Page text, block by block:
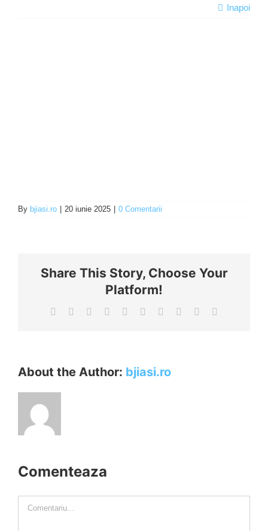
Inapoi
By bjiasi.ro 20 iunie 2025 0 Comentarii
Share This Story, Choose Your
Platform!
Facebook Reddit LinkedInWhatsApp
TumblrPinterest Xing
About the Author: bjiasi.ro
Comenteaza